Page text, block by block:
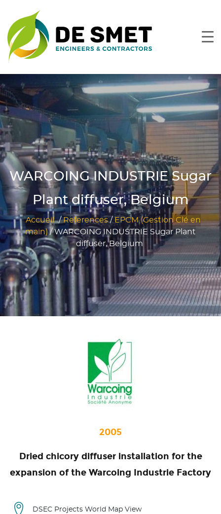
WARCOING INDUSTRIE Sugar
Plant diffuser, Belgium
Accueil /References/EPCM (Gestion Clé en
main)/WARCOING INDUSTRIE Sugar Plant
diffuser, Belgium
2005
Dried chicory diffuser installation for the
expansion of the Warcoing Industrie Factory
DSEC Projects World Map View